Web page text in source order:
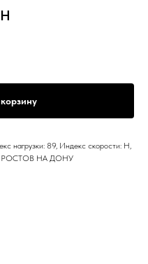
нагрузки: 89, Индекс скорости: H,
РОСТОВ НА ДОНУ